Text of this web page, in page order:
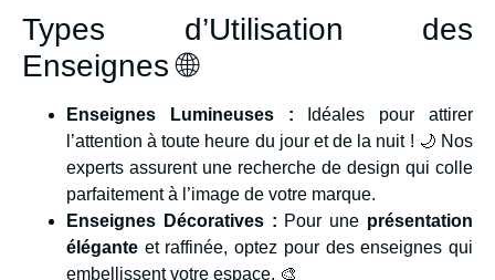
Types d’Utilisation des
Enseignes 🌐
Enseignes Lumineuses : Idéales pour attirer
l’attention à toute heure du jour et de la nuit ! 🌙 Nos
experts assurent une recherche de design qui colle
parfaitement à l’image de votre marque.
Enseignes Décoratives : Pour une présentation
élégante et raffinée, optez pour des enseignes qui
embellissent votre espace. 🎨